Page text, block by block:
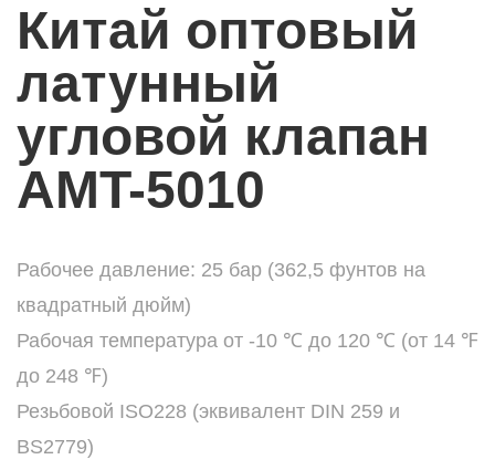
Китай оптовый
латунный
угловой клапан
AMT-5010
Рабочее давление: 25 бар (362,5 фунтов на
квадратный дюйм)
Рабочая температура от -10 ℃ до 120 ℃ (от 14 ℉
до 248 ℉)
Резьбовой ISO228 (эквивалент DIN 259 и
BS2779)